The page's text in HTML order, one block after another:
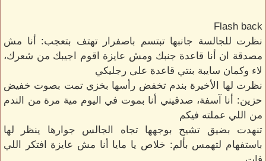
Flash back
نظرت للجالسة جانبها تبتسم باصفرار تهتف بتعجب: أنا مش
مصدقة ان أنا قاعدة جنبك ومش عايزة اقوم اجيبك من شعرك،
لاء وكمان سايبة بنتي قاعدة على رجليكي
نظرت لها الأخيرة بندم تخفض رأسها بخزي تمت بصوت خفيض
حزين: أنا آسفة، صدقيني أنا بموت في اليوم مية مرة من الندم
من اللي عملته فيكم
تنهدت بضيق تشيح بوجهها تجاه الجالس جوارها ينظر لها
باستفهام لتهمس بألم: خلاص يا مايا أنا مش عايزة افتكر اللي